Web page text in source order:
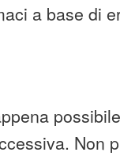
a base di
Non